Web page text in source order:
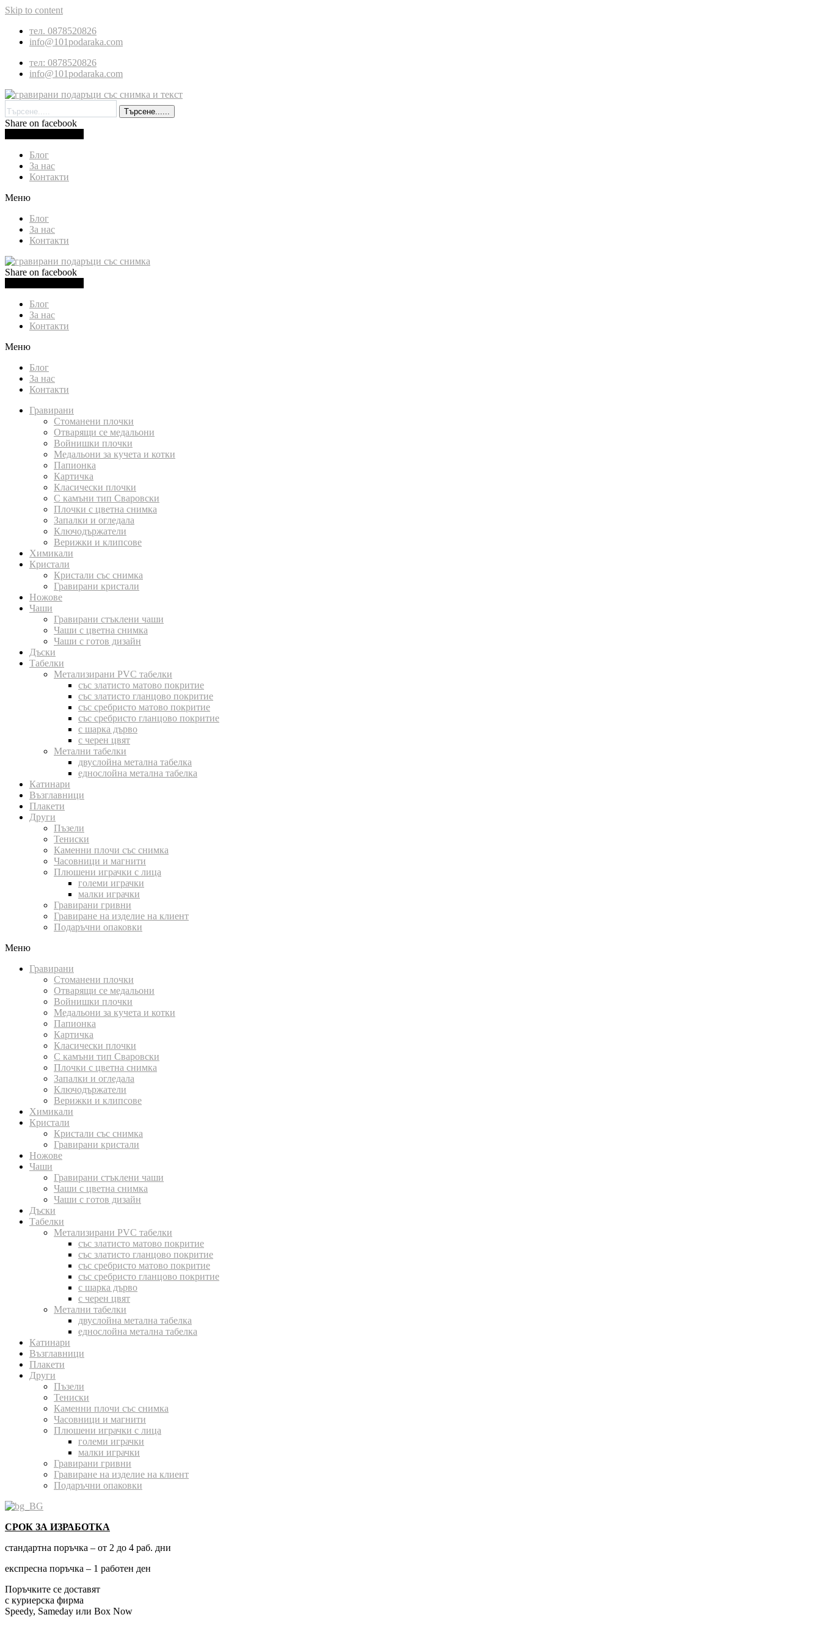
Skip to content
тел. 0878520826
info@101podaraka.com
тел: 0878520826
info@101podaraka.com
Търсене......
Share on facebook
Блог
За нас
Контакти
Меню
Блог
За нас
Контакти
Share on facebook
Блог
За нас
Контакти
Меню
Блог
За нас
Контакти
Гравирани
Стоманени плочки
Отварящи се медальони
Войнишки плочки
Медальони за кучета и котки
Папионка
Картичка
Класически плочки
С камъни тип Сваровски
Плочки с цветна снимка
Запалки и огледала
Ключодържатели
Верижки и клипсове
Химикали
Кристали
Кристали със снимка
Гравирани кристали
Ножове
Чаши
Гравирани стъклени чаши
Чаши с цветна снимка
Чаши с готов дизайн
Дъски
Табелки
Метализирани PVC табелки
със златисто матово покритие
със златисто гланцово покритие
със сребристо матово покритие
със сребристо гланцово покритие
с шарка дърво
с черен цвят
Метални табелки
двуслойна метална табелка
еднослойна метална табелка
Катинари
Възглавници
Плакети
Други
Пъзели
Тениски
Каменни плочи със снимка
Часовници и магнити
Плюшени играчки с лица
големи играчки
малки играчки
Гравирани гривни
Гравиране на изделие на клиент
Подаръчни опаковки
Меню
Гравирани
Стоманени плочки
Отварящи се медальони
Войнишки плочки
Медальони за кучета и котки
Папионка
Картичка
Класически плочки
С камъни тип Сваровски
Плочки с цветна снимка
Запалки и огледала
Ключодържатели
Верижки и клипсове
Химикали
Кристали
Кристали със снимка
Гравирани кристали
Ножове
Чаши
Гравирани стъклени чаши
Чаши с цветна снимка
Чаши с готов дизайн
Дъски
Табелки
Метализирани PVC табелки
със златисто матово покритие
със златисто гланцово покритие
със сребристо матово покритие
със сребристо гланцово покритие
с шарка дърво
с черен цвят
Метални табелки
двуслойна метална табелка
еднослойна метална табелка
Катинари
Възглавници
Плакети
Други
Пъзели
Тениски
Каменни плочи със снимка
Часовници и магнити
Плюшени играчки с лица
големи играчки
малки играчки
Гравирани гривни
Гравиране на изделие на клиент
Подаръчни опаковки
СРОК ЗА ИЗРАБОТКА
стандартна поръчка – от 2 до 4 раб. дни
експресна поръчка – 1 работен ден
Поръчките се доставят
с куриерска фирма
Speedy, Sameday или Box Now